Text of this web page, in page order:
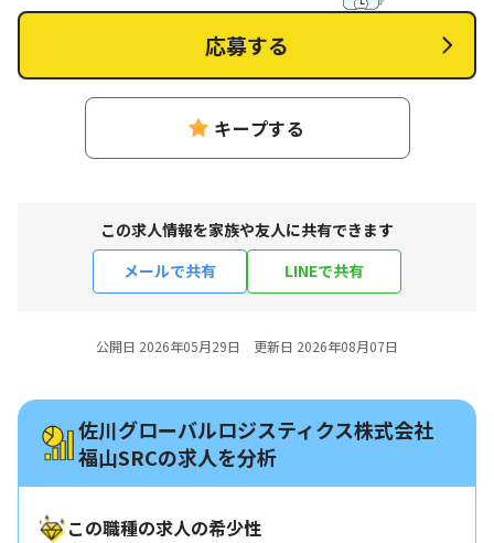
キープする
応募する
この求人情報を家族や友人に共有できます
メールで共有
LINEで共有
公開日 2026年05月29日 更新日 2026年08月07日
佐川グローバルロジスティクス株式会社
福山SRCの求人を分析
この職種の求人の希少性